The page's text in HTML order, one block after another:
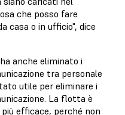
che posso fare
casa o in ufficio", dice
anche eliminato i
tra personale
utile per eliminare i
La flotta è
efficace, perché non